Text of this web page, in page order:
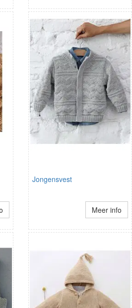
Jongensvest
Meer info